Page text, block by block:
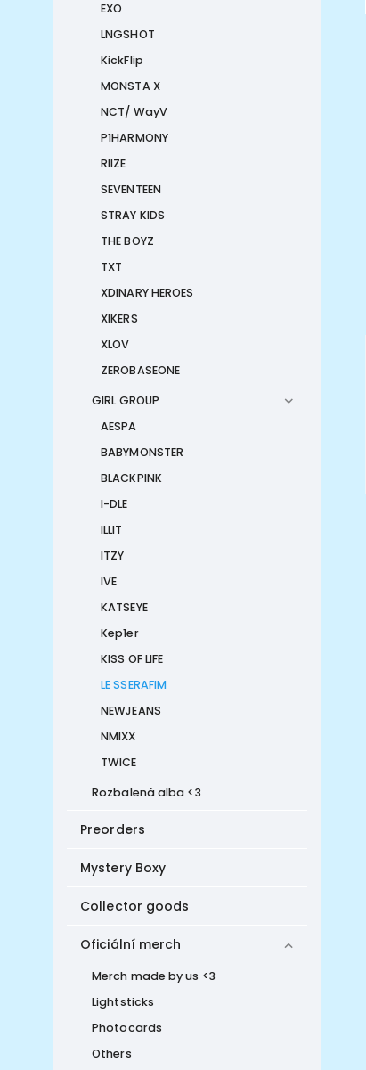
EXO
LNGSHOT
KickFlip
MONSTA X
NCT/ WayV
P1HARMONY
RIIZE
SEVENTEEN
STRAY KIDS
THE BOYZ
TXT
XDINARY HEROES
XIKERS
XLOV
ZEROBASEONE
GIRL GROUP
AESPA
BABYMONSTER
BLACKPINK
I-DLE
ILLIT
ITZY
IVE
KATSEYE
Kep1er
KISS OF LIFE
LE SSERAFIM
NEWJEANS
NMIXX
TWICE
Rozbalená alba <3
Preorders
Mystery Boxy
Collector goods
Oficiální merch
Merch made by us <3
Lightsticks
Photocards
Others